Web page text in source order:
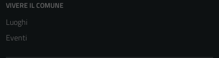
VIVERE IL COMUNE
Luoghi
Eventi